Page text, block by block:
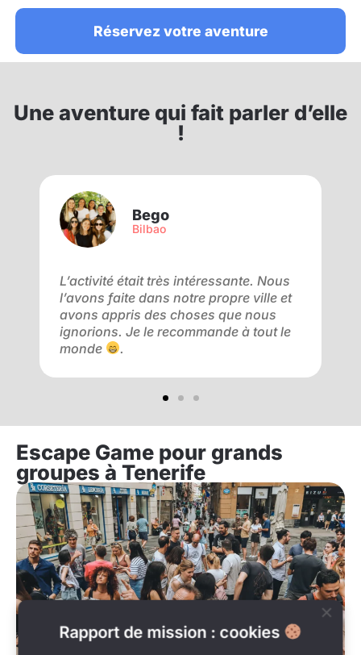
Réservez votre aventure
Une aventure qui fait parler d’elle
!
L’activité était très intéressante. Nous
l’avons faite dans notre propre ville et
avons appris des choses que nous
ignorions. Je le recommande à tout le
monde
.
Bego
Bilbao
Escape Game pour grands
groupes à Tenerife
Rapport de mission : cookies